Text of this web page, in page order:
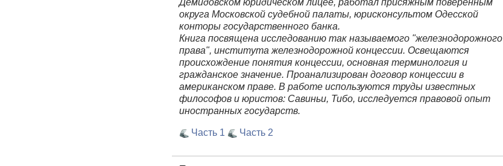
Демидовском юридическом лицее, работал присяжным поверенным
округа Московской судебной палаты, юрисконсультом Одесской
конторы государственного банка.
Книга посвящена исследованию так называемого "железнодорожного
права", института железнодорожной концессии. Освещаются
происхождение понятия концессии, основная терминология и
гражданское значение. Проанализирован договор концессии в
американском праве. В работе используются труды известных
философов и юристов: Савиньи, Тибо, исследуется правовой опыт
иностранных государств.
Часть 1 Часть 2